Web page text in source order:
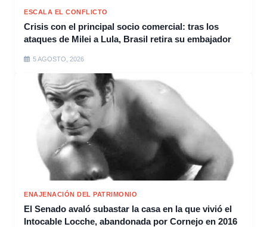
ESCALA EL CONFLICTO
Crisis con el principal socio comercial: tras los
ataques de Milei a Lula, Brasil retira su embajador
5 AGOSTO, 2026
ENAJENACIÓN DEL PATRIMONIO
El Senado avaló subastar la casa en la que vivió el
Intocable Locche, abandonada por Cornejo en 2016